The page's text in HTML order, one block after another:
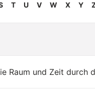
T U V W X Y
Raum und Zeit